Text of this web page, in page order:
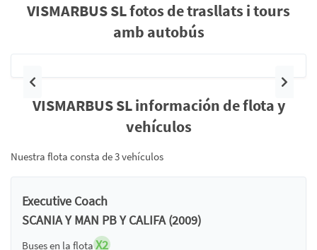
VISMARBUS SL fotos de trasllats i tours
amb autobús
Anterior
VISMARBUS SL información de flota y
vehículos
Nuestra flota consta de 3 vehículos
Executive Coach
SCANIA Y MAN PB Y CALIFA (2009)
Buses en la flota X2